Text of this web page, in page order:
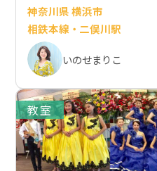
神奈川県 横浜市
相鉄本線・二俣川駅
いのせまりこ
教室